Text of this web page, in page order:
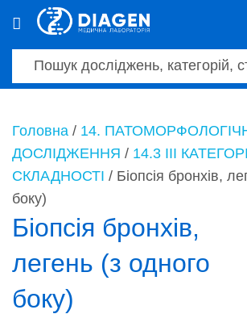
Головна / 14.
ДОСЛІДЖЕННЯ / 14.3 ІІІ
СКЛАДНОСТІ / Біопсія бронхів,
боку)
Біопсія бронхів,
легень (з одного
боку)